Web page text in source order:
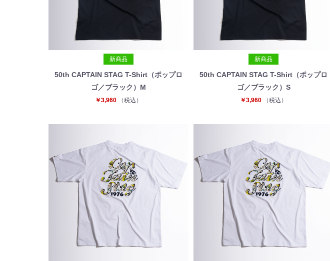
新商品
50th CAPTAIN STAG T-Shirt（ポップロ
ゴ／ブラック）M
￥3,960 （税込）
新商品
50th CAPTAIN STAG T-Shirt（ポップロ
ゴ／ブラック）S
￥3,960 （税込）